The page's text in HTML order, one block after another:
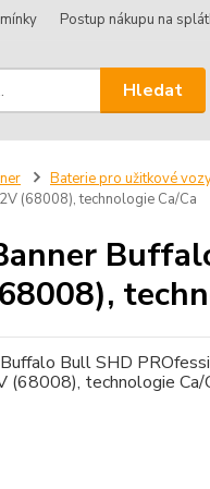
Postup nákupu na
Hledat
Baterie pro užitkové
(68008), technologie Ca/Ca